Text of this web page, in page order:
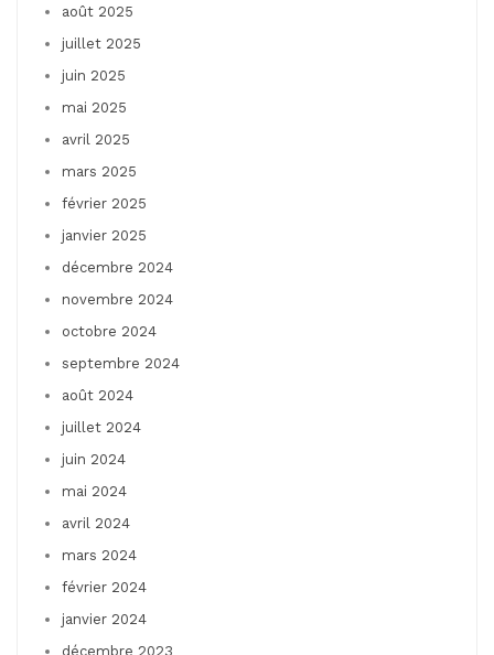
août 2025
juillet 2025
juin 2025
mai 2025
avril 2025
mars 2025
février 2025
janvier 2025
décembre 2024
novembre 2024
octobre 2024
septembre 2024
août 2024
juillet 2024
juin 2024
mai 2024
avril 2024
mars 2024
février 2024
janvier 2024
décembre 2023